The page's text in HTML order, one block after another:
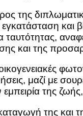
της
και
ταυτότητας,
και της
μαζί με
της
της